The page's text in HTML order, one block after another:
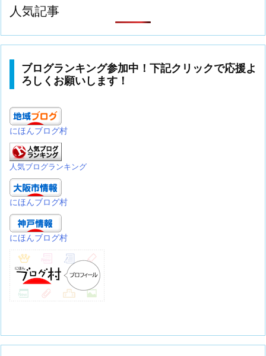
人気記事
ブログランキング参加中！下記クリックで応援よ
ろしくお願いします！
にほんブログ村
人気ブログランキング
にほんブログ村
にほんブログ村